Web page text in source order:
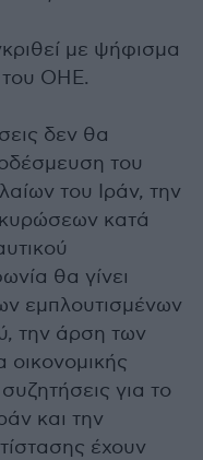
με ψήφισμα
του ΟΗΕ.
δεν θα
του
του Ιράν, την
κατά
θα γίνει
εμπλουτισμένων
την άρση των
για το
και την
έχουν